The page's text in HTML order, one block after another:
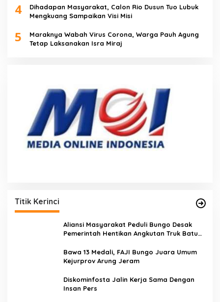
4
Dihadapan Masyarakat, Calon Rio Dusun Tuo Lubuk
Mengkuang Sampaikan Visi Misi
5
Maraknya Wabah Virus Corona, Warga Pauh Agung
Tetap Laksanakan Isra Miraj
Titik Kerinci
Aliansi Masyarakat Peduli Bungo Desak
Pemerintah Hentikan Angkutan Truk Batu
Bawa 13 Medali, FAJI Bungo Juara Umum
Kejurprov Arung Jeram
Diskominfosta Jalin Kerja Sama Dengan
Insan Pers